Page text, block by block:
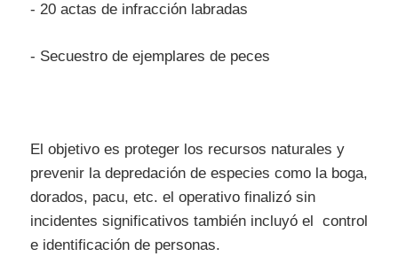
- 20 actas de infracción labradas
- Secuestro de ejemplares de peces
El objetivo es proteger los recursos naturales y
prevenir la depredación de especies como la boga,
dorados, pacu, etc. el operativo finalizó sin
incidentes significativos también incluyó el control
e identificación de personas.